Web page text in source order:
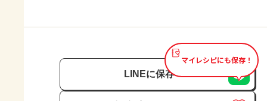
マイレシピにも保存！
LINEに保存